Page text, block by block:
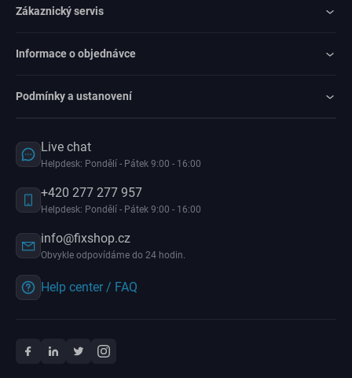
Zákaznický servis
Informace o objednávce
Podmínky a ustanovení
Live chat
Helpdesk: Pondělí - Pátek 9:00 - 16:00
+420 277 277 957
Helpdesk: Pondělí - Pátek 9:00 - 16:00
info@fixshop.cz
Obvykle odpovídáme do 24 hodin.
Help center / FAQ